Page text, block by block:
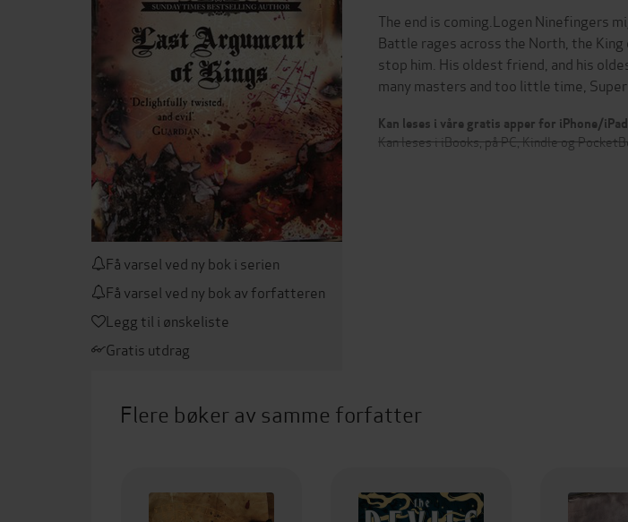
Få varsel ved ny bok i serien
Få varsel ved ny bok av forfatteren
Legg til i ønskeliste
Gratis utdrag
The end is coming.Logen Ninefingers
Battle rages across the North, the
stop him. His oldest friend, and his
many masters and too little time,
Kan leses i våre gratis apper for iPhone/
Kan leses i iBooks, på PC, Kindle og
Flere bøker av samme forfatter